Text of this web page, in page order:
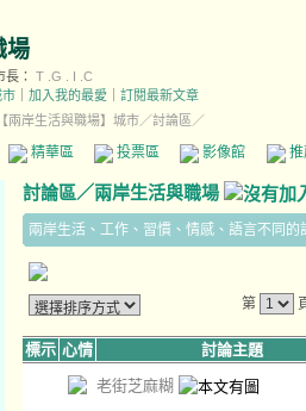
場
長： T .G . I .C
市 加入我的最愛
訂閱最新文章
【兩岸生活與職場】城市／討論區／
精華區 投票區 影像館
討論區／兩岸生活與職場
兩岸生活、工作、習慣、情感、語言不同的
第
標示 心情
討論主題
老街芝麻糊